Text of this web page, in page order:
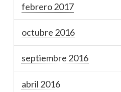
febrero 2017
octubre 2016
septiembre 2016
abril 2016